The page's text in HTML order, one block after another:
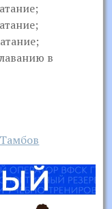
в